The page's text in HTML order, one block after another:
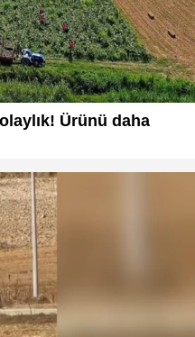
Ürünü daha